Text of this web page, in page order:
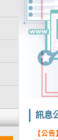
訊息
【公